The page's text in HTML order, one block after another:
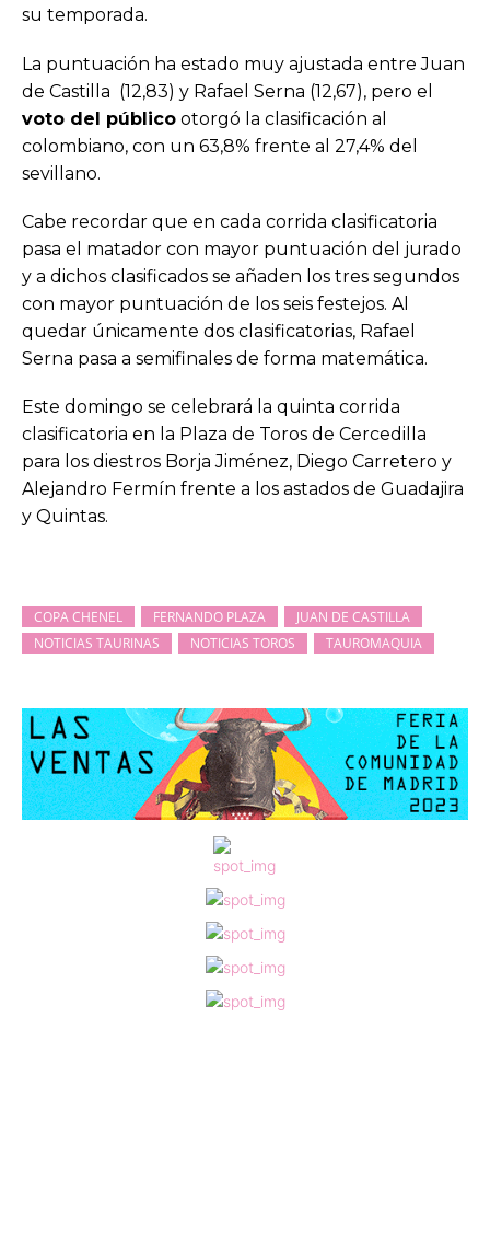
su temporada.
La puntuación ha estado muy ajustada entre Juan
de Castilla (12,83) y Rafael Serna (12,67), pero el
voto del público otorgó la clasificación al
colombiano, con un 63,8% frente al 27,4% del
sevillano.
Cabe recordar que en cada corrida clasificatoria
pasa el matador con mayor puntuación del jurado
y a dichos clasificados se añaden los tres segundos
con mayor puntuación de los seis festejos. Al
quedar únicamente dos clasificatorias, Rafael
Serna pasa a semifinales de forma matemática.
Este domingo se celebrará la quinta corrida
clasificatoria en la Plaza de Toros de Cercedilla
para los diestros Borja Jiménez, Diego Carretero y
Alejandro Fermín frente a los astados de Guadajira
y Quintas.
COPA CHENEL FERNANDO PLAZA
JUAN DE CASTILLA
NOTICIAS TAURINAS
NOTICIAS TOROS TAUROMAQUIA